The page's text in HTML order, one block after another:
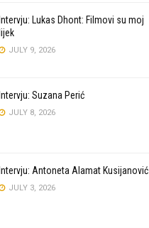
Intervju: Lukas Dhont: Filmovi su moj
lijek
JULY 9, 2026
Intervju: Suzana Perić
JULY 8, 2026
Intervju: Antoneta Alamat Kusijanović
JULY 3, 2026